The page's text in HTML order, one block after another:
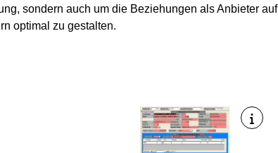
sondern auch um die Beziehungen als Anbieter auf
optimal zu gestalten.